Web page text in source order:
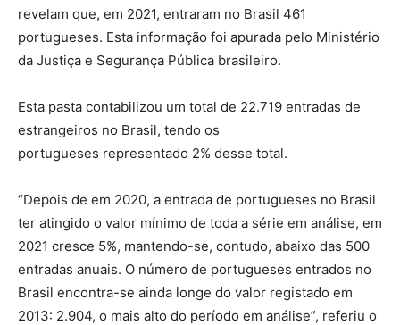
revelam que, em 2021, entraram no Brasil 461
portugueses. Esta informação foi apurada pelo Ministério
da Justiça e Segurança Pública brasileiro.
Esta pasta contabilizou um total de 22.719 entradas de
estrangeiros no Brasil, tendo os
portugueses representado 2% desse total.
“Depois de em 2020, a entrada de portugueses no Brasil
ter atingido o valor mínimo de toda a série em análise, em
2021 cresce 5%, mantendo-se, contudo, abaixo das 500
entradas anuais. O número de portugueses entrados no
Brasil encontra-se ainda longe do valor registado em
2013: 2.904, o mais alto do período em análise”, referiu o